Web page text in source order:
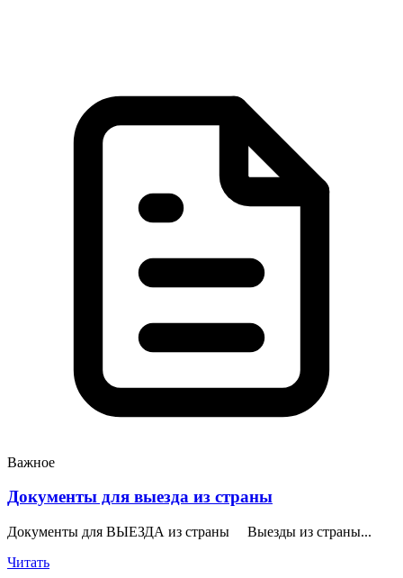
Важное
Документы для выезда из страны
Документы для ВЫЕЗДА из страны Выезды из страны...
Читать